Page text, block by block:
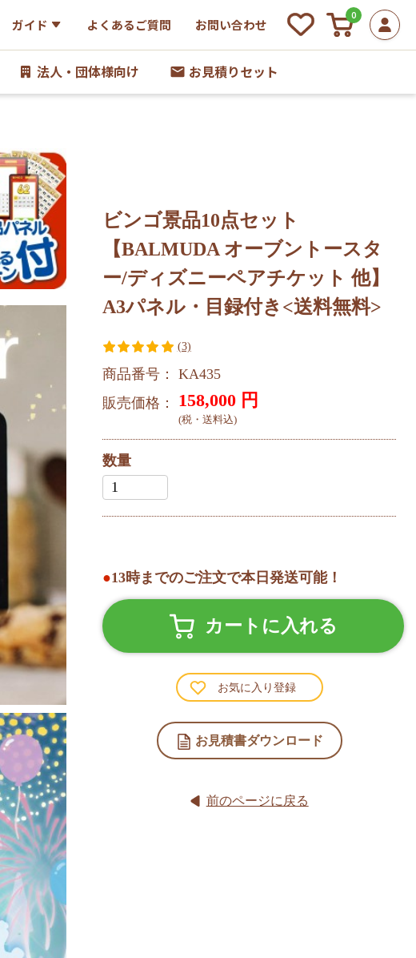
ガイド よくあるご質問 お問い合わせ
0
法人・団体様向け お見積りセット
ビンゴ景品10点セット
【BALMUDA オーブントースタ
ー/ディズニーペアチケット 他】
A3パネル・目録付き<送料無料>
(3)
商品番号： KA435
販売価格：
158,000 円
(税・送料込)
数量
●13時までのご注文で本日発送可能！
カートに入れる
お気に入り登録
お見積書ダウンロード
前のページに戻る